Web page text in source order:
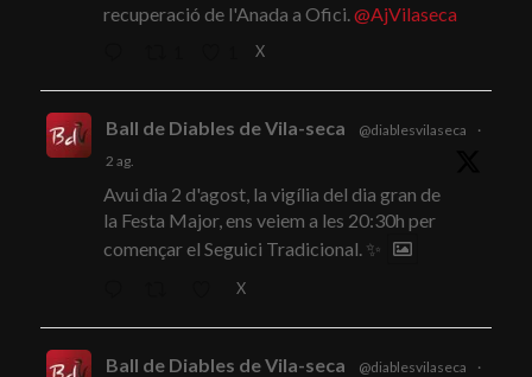
recuperació de l'Anada a Ofici. @AjVilaseca
X
Ball de Diables de Vila-seca @diablesvilaseca
·
2 ag.
Avui dia 2 d'agost, la vigília del dia gran de
la Festa Major, ens veiem a les 20:30h per
començar el Seguici Tradicional. ✨
X
Ball de Diables de Vila-seca @diablesvilaseca
·